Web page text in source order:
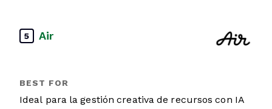
5 Air
Ideal para la gestión creativa de recursos con IA